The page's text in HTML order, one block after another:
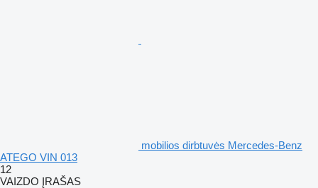
mobilios dirbtuvės Mercedes-Benz
ATEGO VIN 013
12
VAIZDO ĮRAŠAS